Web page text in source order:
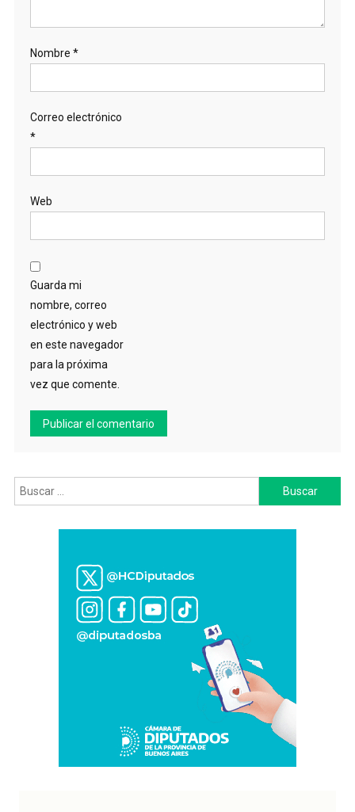
Nombre *
Correo electrónico
*
Web
Guarda mi
nombre, correo
electrónico y web
en este navegador
para la próxima
vez que comente.
Buscar: